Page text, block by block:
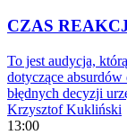
CZAS
To jest audycja,
dotyczące
błędnych decyzji
Krzysztof Kukliński
13:00